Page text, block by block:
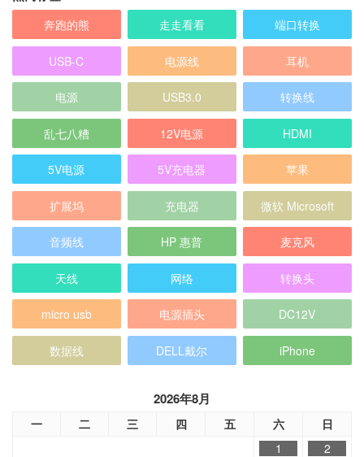
奔跑的熊 走走看看 端口转换
USB-C 电源线 耳机
电源 USB3.0 转换线
乱七八糟 12V电源 HDMI
5V电源 5V充电器 苹果
扩展坞 充电器 微软 Microsoft
音频线 HP 惠普 麦克风
天线 网络 转换头
micro usb 电源插头 DC12V
数据线 DELL戴尔 iPhone
2026年8月
一 二 三 四 五 六 日
1
2